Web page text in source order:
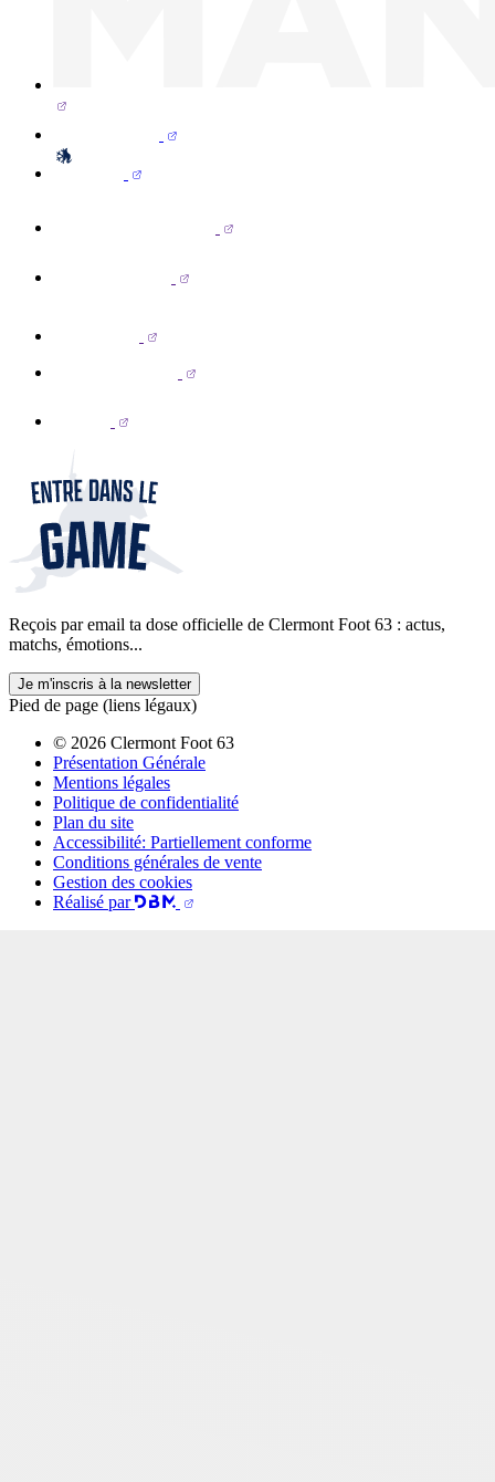
Reçois par email ta dose officielle de Clermont Foot 63 : actus,
matchs, émotions...
Je m'inscris à la newsletter
Pied de page (liens légaux)
© 2026 Clermont Foot 63
Présentation Générale
Mentions légales
Politique de confidentialité
Plan du site
Accessibilité: Partiellement conforme
Conditions générales de vente
Gestion des cookies
Réalisé par